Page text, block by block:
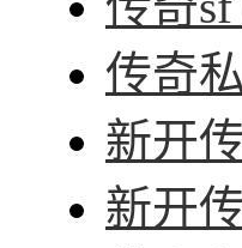
传奇
新开
新开